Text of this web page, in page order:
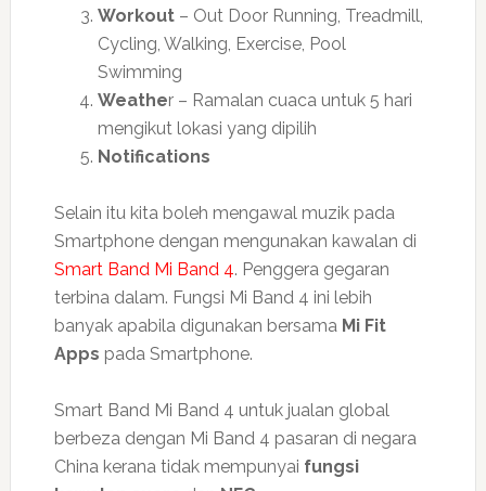
Workout– Out Door Running, Treadmill,
Cycling, Walking, Exercise, Pool
Swimming
Weather – Ramalan cuaca untuk 5 hari
mengikut lokasi yang dipilih
Notifications
Selain itu kita boleh mengawal muzik pada
Smartphone dengan mengunakan kawalan di
Smart Band Mi Band 4. Penggera gegaran
terbina dalam. Fungsi Mi Band 4 ini lebih
banyak apabila digunakan bersama Mi Fit
Apps pada Smartphone.
Smart Band Mi Band 4 untuk jualan global
berbeza dengan Mi Band 4 pasaran di negara
China kerana tidak mempunyai fungsi